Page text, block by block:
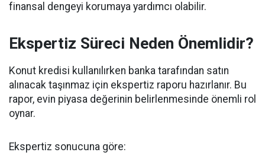
finansal dengeyi korumaya yardımcı olabilir.
Ekspertiz Süreci Neden Önemlidir?
Konut kredisi kullanılırken banka tarafından satın
alınacak taşınmaz için ekspertiz raporu hazırlanır. Bu
rapor, evin piyasa değerinin belirlenmesinde önemli rol
oynar.
Ekspertiz sonucuna göre: